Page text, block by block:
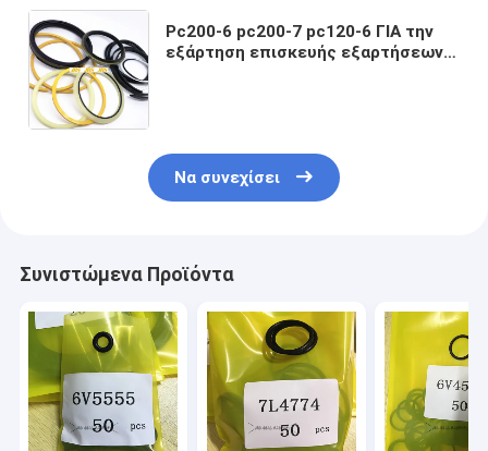
Pc200-6 pc200-7 pc120-6 ΓΙΑ την
εξάρτηση επισκευής εξαρτήσεων
Να συνεχίσει
Συνιστώμενα Προϊόντα